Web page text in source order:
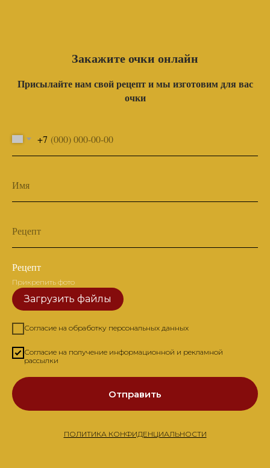
Закажите очки онлайн
Присылайте нам свой рецепт и мы изготовим для вас
очки
+7
Имя
Рецепт
Рецепт
Прикрепить фото
Загрузить файлы
Согласие на обработку персональных данных
Согласие на получение информационной и рекламной
рассылки
Отправить
ПОЛИТИКА КОНФИДЕНЦИАЛЬНОСТИ